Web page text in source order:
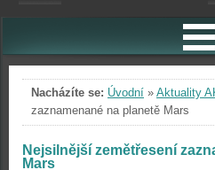
Nacházíte se: Úvodní » Aktuality
zaznamenané na planetě Mars
Nejsilnější zemětřesení
Mars